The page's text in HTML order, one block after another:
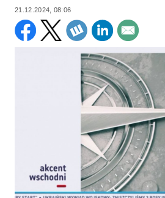
21.12.2024, 08:06